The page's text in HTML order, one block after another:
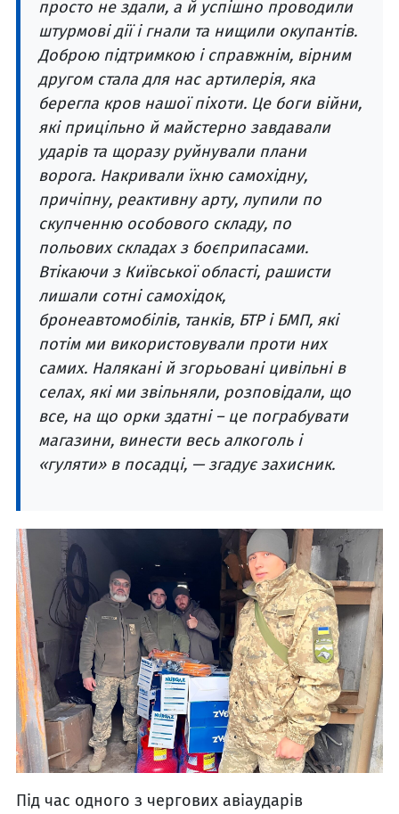
просто не здали, а й успішно проводили
штурмові дії і гнали та нищили окупантів.
Доброю підтримкою і справжнім, вірним
другом стала для нас артилерія, яка
берегла кров нашої піхоти. Це боги війни,
які прицільно й майстерно завдавали
ударів та щоразу руйнували плани
ворога. Накривали їхню самохідну,
причіпну, реактивну арту, лупили по
скупченню особового складу, по
польових складах з боєприпасами.
Втікаючи з Київської області, рашисти
лишали сотні самохідок,
бронеавтомобілів, танків, БТР і БМП, які
потім ми використовували проти них
самих. Налякані й згорьовані цивільні в
селах, які ми звільняли, розповідали, що
все, на що орки здатні – це пограбувати
магазини, винести весь алкоголь і
«гуляти» в посадці, — згадує захисник.
Під час одного з чергових авіаударів